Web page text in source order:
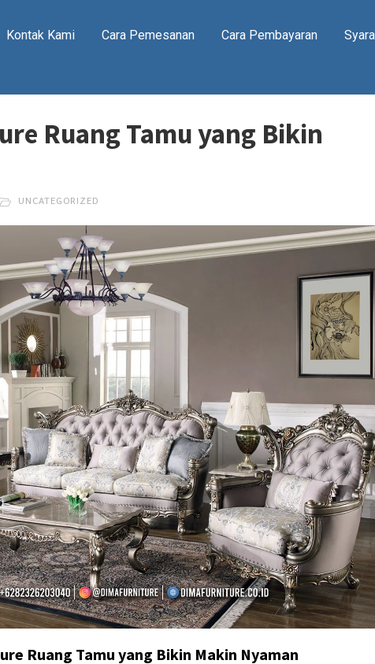
Kontak Kami Cara Pemesanan Cara Pembayaran
Ruang Tamu yang Bikin
UNCATEGORIZED
Ruang Tamu yang Bikin Makin Nyaman